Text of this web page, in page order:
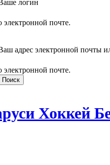
логин
почте.
адрес электронной почты
почте.
Хоккей